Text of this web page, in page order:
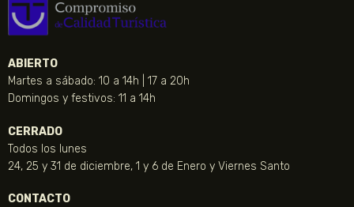
ABIERTO
Martes a sábado: 10 a 14h | 17 a 20h
Domingos y festivos: 11 a 14h
CERRADO
Todos los lunes
24, 25 y 31 de diciembre, 1 y 6 de Enero y Viernes Santo
CONTACTO